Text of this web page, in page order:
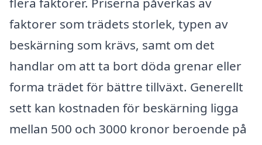
faktorer som trädets storlek, typen av
beskärning som krävs, samt om det
handlar om att ta bort döda grenar eller
forma trädet för bättre tillväxt. Generellt
sett kan kostnaden för beskärning ligga
mellan 500 och 3000 kronor beroende på